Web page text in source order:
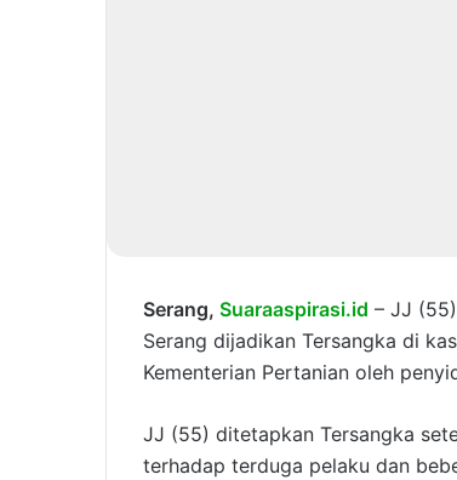
Serang, Suaraaspirasi.id – JJ
Serang dijadikan Tersangka di
Kementerian Pertanian oleh
JJ (55) ditetapkan Tersangka
terhadap terduga pelaku dan